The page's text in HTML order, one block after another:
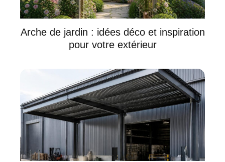
Arche de jardin : idées déco et inspiration
pour votre extérieur